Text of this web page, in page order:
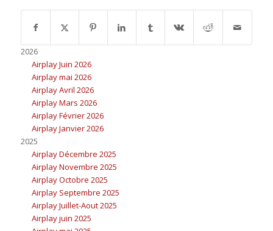
2026
Airplay Juin 2026
Airplay mai 2026
Airplay Avril 2026
Airplay Mars 2026
Airplay Février 2026
Airplay Janvier 2026
2025
Airplay Décembre 2025
Airplay Novembre 2025
Airplay Octobre 2025
Airplay Septembre 2025
Airplay Juillet-Aout 2025
Airplay juin 2025